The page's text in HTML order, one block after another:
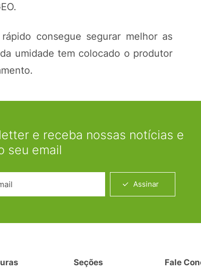
consegue segurar melhor as
umidade tem colocado o produtor
e receba nossas notícias e
seu email
Assinar
Seções Fale